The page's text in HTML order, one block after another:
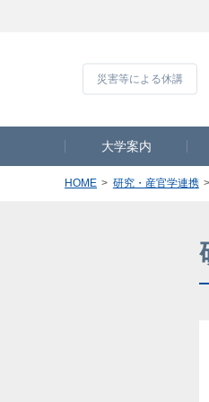
大学案内
HOME 研究・産官学連携